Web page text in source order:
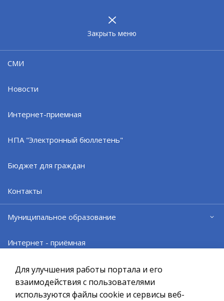
Закрыть меню
СМИ
Новости
Интернет-приемная
НПА "Электронный бюллетень"
Бюджет для граждан
Контакты
Муниципальное образование
Интернет - приёмная
Проект «SMS Главе»
Электронные услуги
МКУ "Муниципальное имущество"
учреждения
Документы
образования ЗАТО г.Североморск
на ресурс обязательна.
курсором слово или фразу и нажмите сочетание клавиш
Ctrl+Enter
Политика в отношении обработки персональных данных
Для улучшения работы портала и его
взаимодействия с пользователями
используются файлы cookie и сервисы веб-